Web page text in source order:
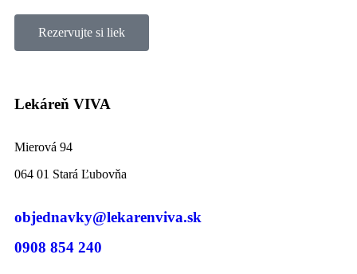
Rezervujte si liek
Lekáreň VIVA
Mierová 94
064 01 Stará Ľubovňa
objednavky@lekarenviva.sk
0908 854 240